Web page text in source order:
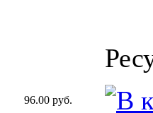
96.00 руб.